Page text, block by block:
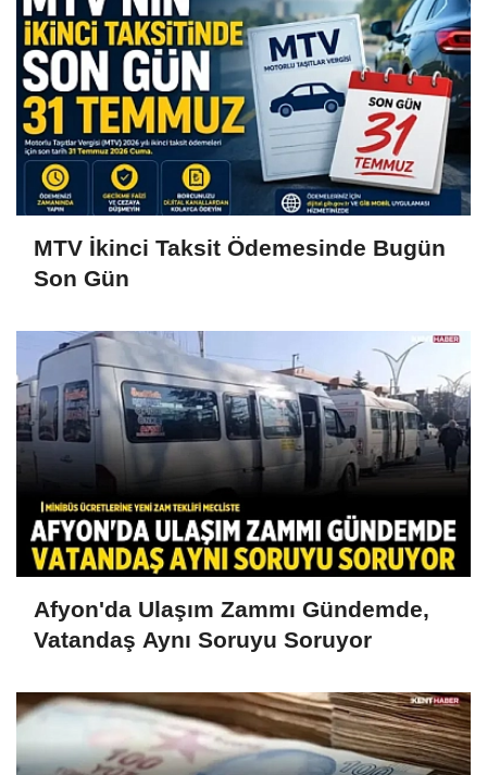
MTV İkinci Taksit Ödemesinde Bugün
Son Gün
Afyon'da Ulaşım Zammı Gündemde,
Vatandaş Aynı Soruyu Soruyor